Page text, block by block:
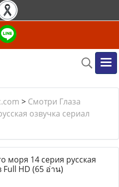
> Смотри Глаза
озвучка сериал
моря 14 серия русская
Full HD (65 อ่าน)